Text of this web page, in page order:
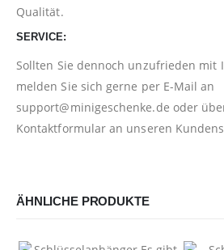
Qualität.
SERVICE:
Sollten Sie dennoch unzufrieden mit
melden Sie sich gerne per E-Mail an
support@minigeschenke.de oder
Kontaktformular an unseren
ÄHNLICHE PRODUKTE